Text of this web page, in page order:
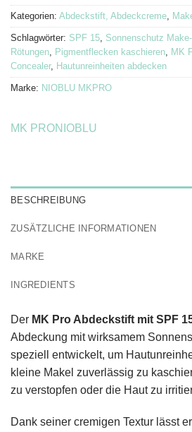
Kategorien: Abdeckstift, Abdeckcreme
Schlagwörter: SPF 15 Sonnenschutz
Rötungen Pigmentflecken kaschieren MK
Concealer, Hautunreinheiten abdecken
Marke: NIOBLU MKPRO
MK PRONIOBLU
BESCHREIBUNG
ZUSÄTZLICHE INFORMATIONEN
MARKE
INGREDIENTS
Der MK Pro Abdeckstift mit SPF
Abdeckung mit wirksamem
speziell entwickelt, um
kleine Makel zuverlässig zu
zu verstopfen oder die Haut zu
Dank seiner cremigen Textur lässt